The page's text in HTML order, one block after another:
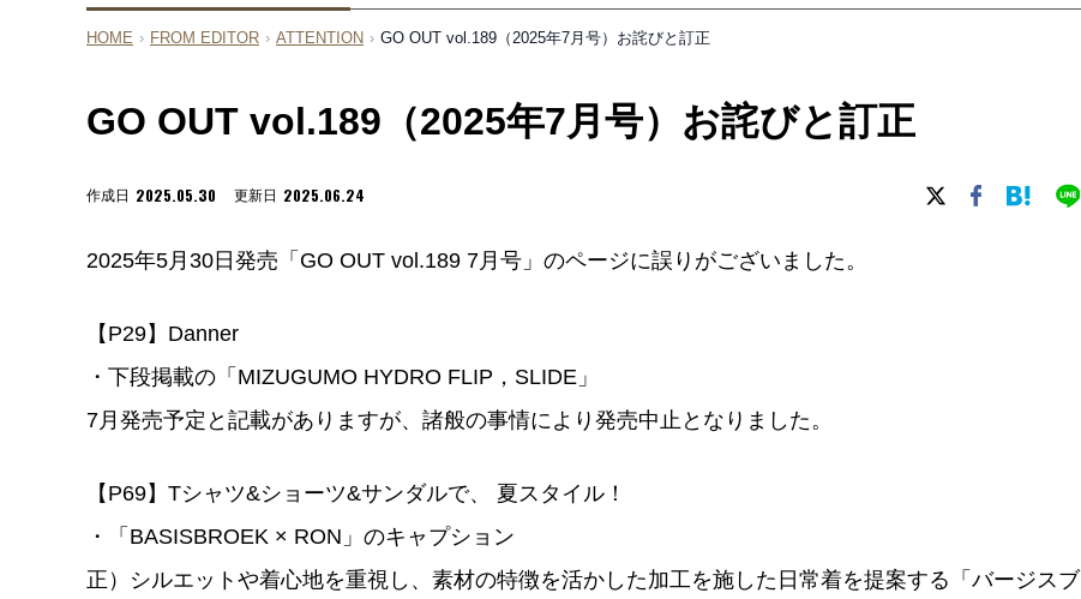
HOME › FROM EDITOR › ATTENTION › GO OUT vol.189（2025年7月号）お詫びと訂正
GO OUT vol.189（2025年7月号）お詫びと訂正
作成日 2025.05.30 更新日 2025.06.24
2025年5月30日発売「GO OUT vol.189 7月号」のページに誤りがございました。
【P29】Danner
・下段掲載の「MIZUGUMO HYDRO FLIP，SLIDE」
7月発売予定と記載がありますが、諸般の事情により発売中止となりました。
【P69】Tシャツ&ショーツ&サンダルで、 夏スタイル！
・「BASISBROEK × RON」のキャプション
正）シルエットや着心地を重視し、素材の特徴を活かした加工を施した日常着を提案する「バージスブ